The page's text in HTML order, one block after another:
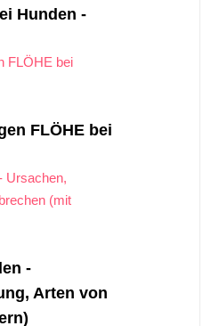
Hunden -
FLÖHE bei
-
Arten von